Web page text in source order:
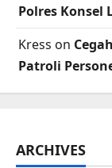
Polres Konsel
Kress on
Patroli
ARCHIVES